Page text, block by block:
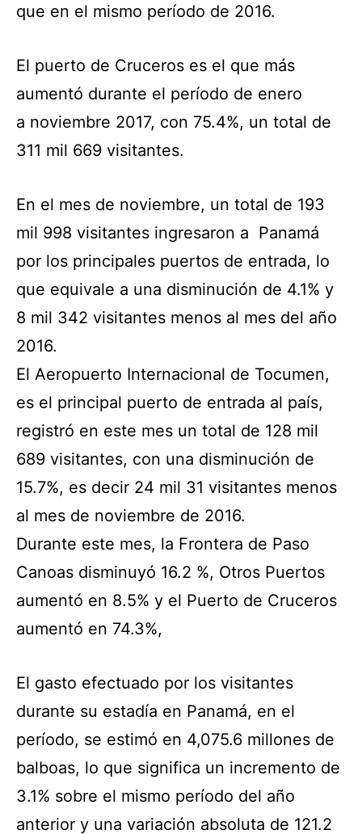
que en el mismo período de 2016.
El puerto de Cruceros es el que más
aumentó durante el período de enero
a noviembre 2017, con 75.4%, un total de
311 mil 669 visitantes.
En el mes de noviembre, un total de 193
mil 998 visitantes ingresaron a Panamá
por los principales puertos de entrada, lo
que equivale a una disminución de 4.1% y
8 mil 342 visitantes menos al mes del año
2016.
El Aeropuerto Internacional de Tocumen,
es el principal puerto de entrada al país,
registró en este mes un total de 128 mil
689 visitantes, con una disminución de
15.7%, es decir 24 mil 31 visitantes menos
al mes de noviembre de 2016.
Durante este mes, la Frontera de Paso
Canoas disminuyó 16.2 %, Otros Puertos
aumentó en 8.5% y el Puerto de Cruceros
aumentó en 74.3%,
El gasto efectuado por los visitantes
durante su estadía en Panamá, en el
período, se estimó en 4,075.6 millones de
balboas, lo que significa un incremento de
3.1% sobre el mismo período del año
anterior y una variación absoluta de 121.2